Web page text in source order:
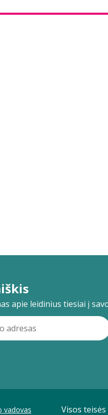
apie leidinius tiesiai į
Visos
vadovas